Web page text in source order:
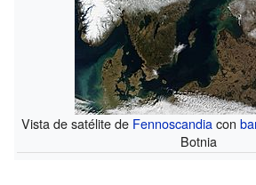
Vista de satélite de Fennoscandiacon
Botnia